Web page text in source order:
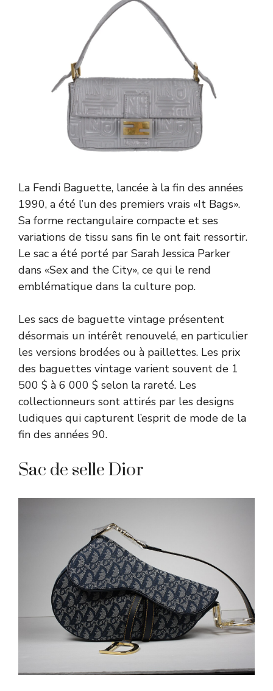
La Fendi Baguette, lancée à la fin des années
1990, a été l’un des premiers vrais «It Bags».
Sa forme rectangulaire compacte et ses
variations de tissu sans fin le ont fait ressortir.
Le sac a été porté par Sarah Jessica Parker
dans «Sex and the City», ce qui le rend
emblématique dans la culture pop.
Les sacs de baguette vintage présentent
désormais un intérêt renouvelé, en particulier
les versions brodées ou à paillettes. Les prix
des baguettes vintage varient souvent de 1
500 $ à 6 000 $ selon la rareté. Les
collectionneurs sont attirés par les designs
ludiques qui capturent l’esprit de mode de la
fin des années 90.
Sac de selle Dior